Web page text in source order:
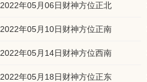
2022年05月06日财神方位正北
2022年05月10日财神方位正南
2022年05月14日财神方位西南
2022年05月18日财神方位正东